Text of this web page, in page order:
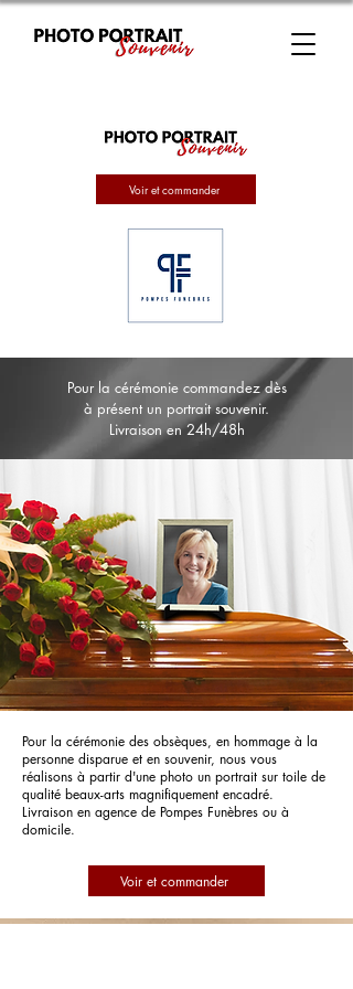
Voir et commander
Pour la cérémonie commandez dès
à présent un portrait souvenir.
Livraison en 24h/48h
Pour la cérémonie des obsèques, en hommage à la
personne disparue et en souvenir, nous vous
réalisons à partir d'une photo un portrait sur toile de
qualité beaux-arts magnifiquement encadré.
Livraison en agence de Pompes Funèbres ou à
domicile.
Voir et commander